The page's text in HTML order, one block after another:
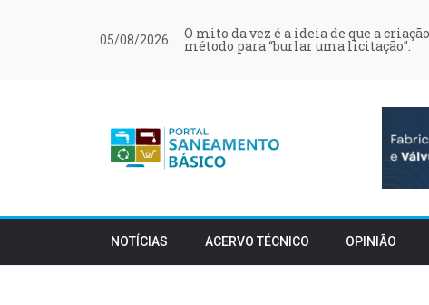
05/08/2026 O mito da vez é a ideia de que a
método para “burlar uma licitação”.
NOTÍCIAS ACERVO TÉCNICO OPINIÃO